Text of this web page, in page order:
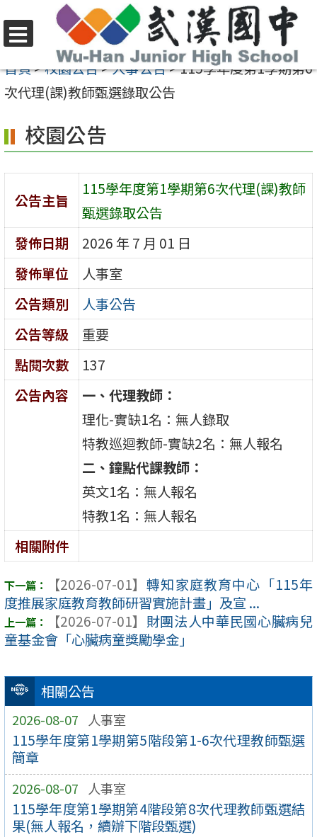
至
要
容
區
選
單
首頁>校園公告>人事公告>115學年度第1學期第6
次代理(課)教師甄選錄取公告
相關公告
2026-08-07 人事室
115學年度第1學期第5階段第1-6次代理教師甄選
簡章
2026-08-07 人事室
115學年度第1學期第4階段第8次代理教師甄選結
果(無人報名，續辦下階段甄選)
校園公告
公告主旨
115學年度第1學期第6次代理(課)教師
甄選錄取公告
發佈日期
2026 年 7 月 01 日
發佈單位
人事室
公告類別
人事公告
公告等級
重要
點閱次數
137
公告內容
一、代理教師：
理化-實缺1名：無人錄取
特教巡迴教師-實缺2名：無人報名
二、鐘點代課教師：
英文1名：無人報名
特教1名：無人報名
相關附件
【2026-07-01】 轉知家庭教育中心「115年
度推展家庭教育教師研習實施計畫」及宣 ...
【2026-07-01】 財團法人中華民國心臟病兒
童基金會「心臟病童獎勵學金」